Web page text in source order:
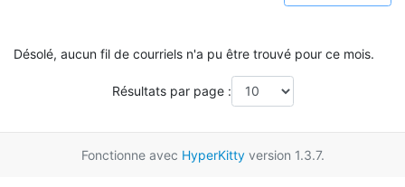
Désolé, aucun fil de courriels n'a pu être trouvé pour ce mois.
Résultats par page :
Fonctionne avec HyperKittyversion 1.3.7.